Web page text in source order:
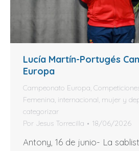
Lucía Martín-Portugés
Europa
Campeonato Europa,
Femenina, internacional, mujer y
categorizar
Por Jesus Torrecilla 18/06/2026
Antony, 16 de junio- La